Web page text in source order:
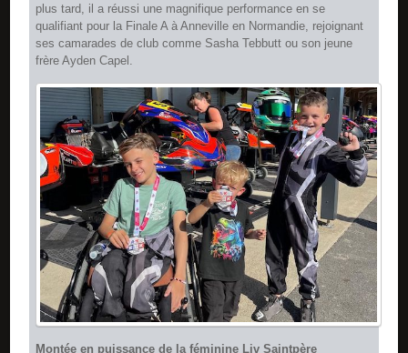
plus tard, il a réussi une magnifique performance en se
qualifiant pour la Finale A à Anneville en Normandie, rejoignant
ses camarades de club comme Sasha Tebbutt ou son jeune
frère Ayden Capel.
Montée en puissance de la féminine Liv Saintpère